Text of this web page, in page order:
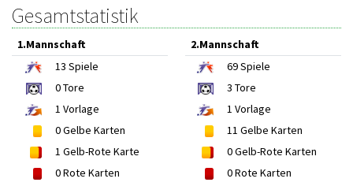
Gesamtstatistik
1.Mannschaft
13 Spiele
0Tore
1 Vorlage
0Gelbe Karten
1 Gelb-Rote Karte
0Rote Karten
2.Mannschaft
69Spiele
3 Tore
1 Vorlage
11 Gelbe Karten
0Gelb-Rote Karten
0Rote Karten